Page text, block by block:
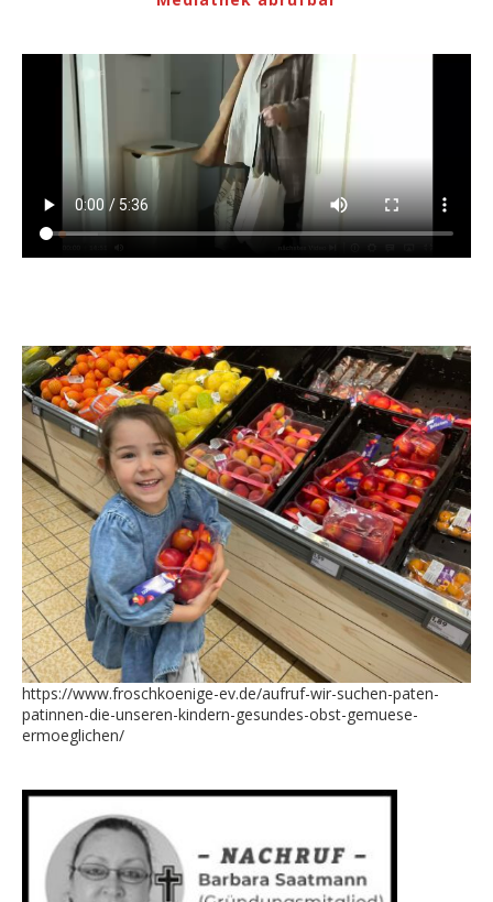
https://www.froschkoenige-ev.de/aufruf-wir-suchen-paten-
patinnen-die-unseren-kindern-gesundes-obst-gemuese-
ermoeglichen/